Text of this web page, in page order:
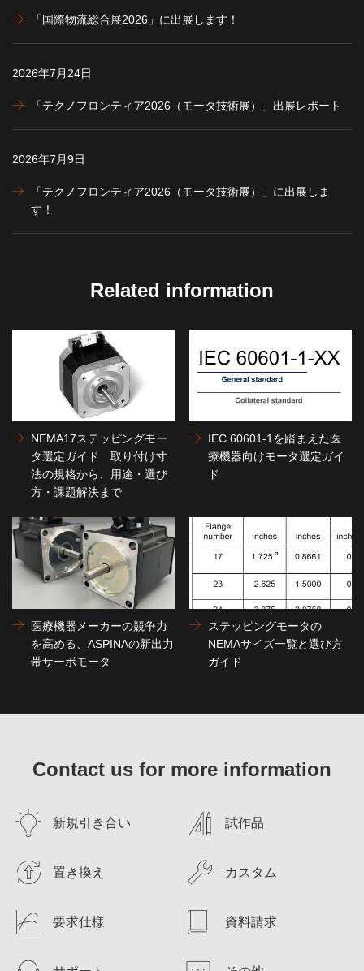
「国際物流総合展2026」に出展します！
2026年7月24日
「テクノフロンティア2026（モータ技術展）」出展レポート
2026年7月9日
「テクノフロンティア2026（モータ技術展）」に出展しま
す！
Related information
NEMA17ステッピングモー
タ選定ガイド 取り付け寸
法の規格から、用途・選び
方・課題解決まで
IEC 60601-1を踏まえた医
療機器向けモータ選定ガイ
ド
医療機器メーカーの競争力
を高める、ASPINAの新出力
帯サーボモータ
ステッピングモータの
NEMAサイズ一覧と選び方
ガイド
Contact us for more information
新規引き合い 試作品
置き換え カスタム
要求仕様 資料請求